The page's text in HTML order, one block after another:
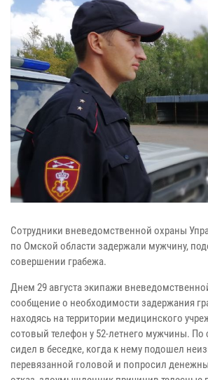
Сотрудники вневедомственной охраны
по Омской области задержали мужчину,
совершении грабежа.
Днем 29 августа экипажи
сообщение о необходимости задержания
находясь на территории медицинского
сотовый телефон у 52-летнего мужчины. По
сидел в беседке, когда к нему подошел
перевязанной головой и попросил